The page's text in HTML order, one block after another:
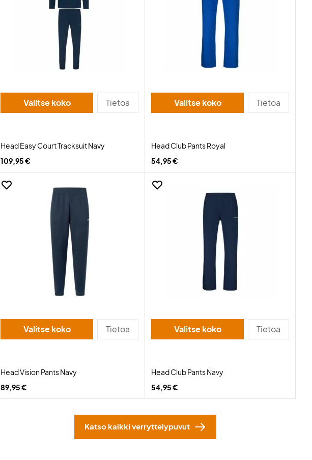
Valitse koko Tietoa
Head Easy Court Tracksuit Navy
109,95 €
Valitse koko Tietoa
Head Club Pants Royal
54,95 €
Valitse koko Tietoa
Head Vision Pants Navy
89,95 €
Valitse koko Tietoa
Head Club Pants Navy
54,95 €
Katso kaikki verryttelypuvut